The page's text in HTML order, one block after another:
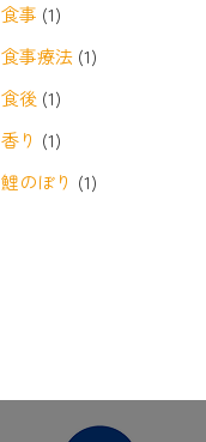
食事 (1)
食事療法 (1)
食後 (1)
香り (1)
鯉のぼり (1)